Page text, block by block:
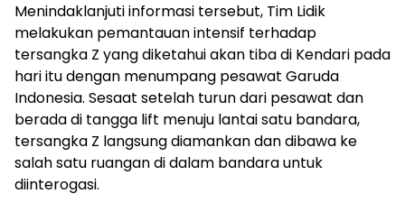
Menindaklanjuti informasi tersebut, Tim Lidik
melakukan pemantauan intensif terhadap
tersangka Z yang diketahui akan tiba di Kendari pada
hari itu dengan menumpang pesawat Garuda
Indonesia. Sesaat setelah turun dari pesawat dan
berada di tangga lift menuju lantai satu bandara,
tersangka Z langsung diamankan dan dibawa ke
salah satu ruangan di dalam bandara untuk
diinterogasi.